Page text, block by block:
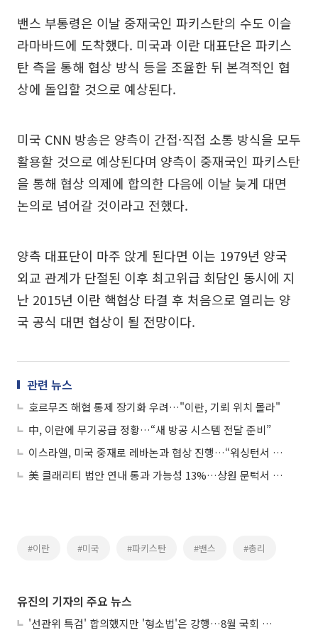
밴스 부통령은 이날 중재국인 파키스탄의 수도 이슬
라마바드에 도착했다. 미국과 이란 대표단은 파키스
탄 측을 통해 협상 방식 등을 조율한 뒤 본격적인 협
상에 돌입할 것으로 예상된다.
미국 CNN 방송은 양측이 간접·직접 소통 방식을 모두
활용할 것으로 예상된다며 양측이 중재국인 파키스탄
을 통해 협상 의제에 합의한 다음에 이날 늦게 대면
논의로 넘어갈 것이라고 전했다.
양측 대표단이 마주 앉게 된다면 이는 1979년 양국
외교 관계가 단절된 이후 최고위급 회담인 동시에 지
난 2015년 이란 핵협상 타결 후 처음으로 열리는 양
국 공식 대면 협상이 될 전망이다.
관련 뉴스
호르무즈 해협 통제 장기화 우려…"이란, 기뢰 위치 몰라"
中, 이란에 무기공급 정황…“새 방공 시스템 전달 준비”
이스라엘, 미국 중재로 레바논과 협상 진행…“워싱턴서 헤즈볼라 무장해제 협상”
美 클래리티 법안 연내 통과 가능성 13%…상원 문턱서 제동
#이란 #미국 #파키스탄 #밴스 #총리
유진의 기자의 주요 뉴스
'선관위 특검' 합의했지만 '형소법'은 강행…8월 국회 '입법 2차전' 예고